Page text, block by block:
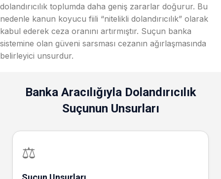
dolandırıcılık toplumda daha geniş zararlar doğurur. Bu
nedenle kanun koyucu fiili “nitelikli dolandırıcılık” olarak
kabul ederek ceza oranını artırmıştır. Suçun banka
sistemine olan güveni sarsması cezanın ağırlaşmasında
belirleyici unsurdur.
Banka Aracılığıyla Dolandırıcılık
Suçunun Unsurları
⚖️